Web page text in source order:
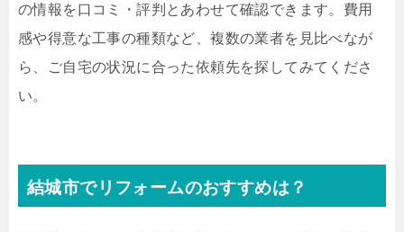
の情報を口コミ・評判とあわせて確認できます。費用
感や得意な工事の種類など、複数の業者を見比べなが
ら、ご自宅の状況に合った依頼先を探してみてくださ
い。
結城市でリフォームのおすすめは？